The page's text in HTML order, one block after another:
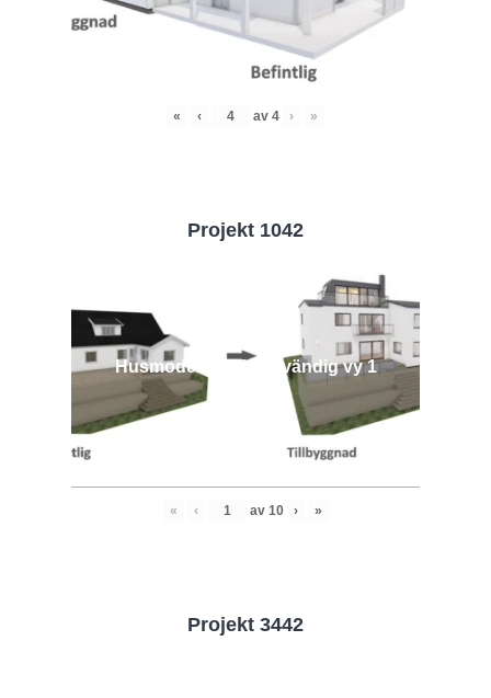
« ‹ av 4 › »
Projekt 1042
Husmodell 1042 - Utvändig vy 1
« ‹ av 10 › »
Projekt 3442